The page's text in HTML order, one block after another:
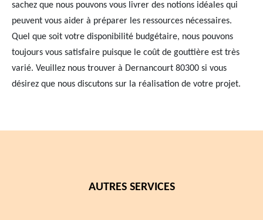
sachez que nous pouvons vous livrer des notions idéales qui
peuvent vous aider à préparer les ressources nécessaires.
Quel que soit votre disponibilité budgétaire, nous pouvons
toujours vous satisfaire puisque le coût de gouttière est très
varié. Veuillez nous trouver à Dernancourt 80300 si vous
désirez que nous discutons sur la réalisation de votre projet.
AUTRES SERVICES